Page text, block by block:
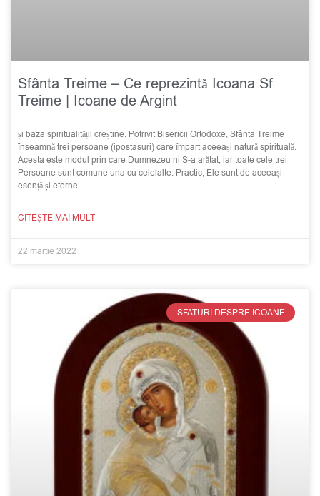
Sfânta Treime – Ce reprezintă Icoana Sf
Treime | Icoane de Argint
și baza spiritualității creștine. Potrivit Bisericii Ortodoxe, Sfânta Treime
înseamnă trei persoane (ipostasuri) care împart aceeași natură spirituală.
Acesta este modul prin care Dumnezeu ni S-a arătat, iar toate cele trei
Persoane sunt comune una cu celelalte. Practic, Ele sunt de aceeași
esență și eterne.
CITEȘTE MAI MULT
22 martie 2022
SFATURI DESPRE ICOANE